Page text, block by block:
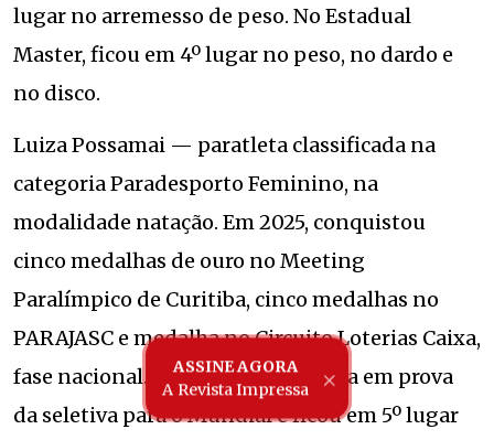
lugar no arremesso de peso. No Estadual
Master, ficou em 4º lugar no peso, no dardo e
no disco.
Luiza Possamai — paratleta classificada na
categoria Paradesporto Feminino, na
modalidade natação. Em 2025, conquistou
cinco medalhas de ouro no Meeting
Paralímpico de Curitiba, cinco medalhas no
PARAJASC e medalha no Circuito Loterias Caixa,
fase nacional. Também foi finalista em prova
da seletiva para o Mundial e ficou em 5º lugar
ASSINE AGORA
A Revista Impressa